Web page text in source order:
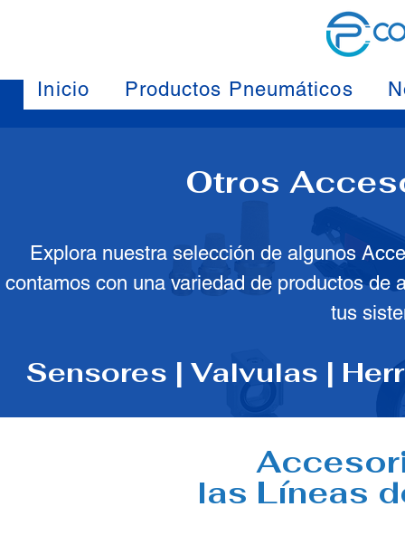
Inicio Productos Pneumáticos
Otros
Explora nuestra selección de algunos
contamos con una variedad de productos de
tus
Sensores | Valvulas |
las Líneas